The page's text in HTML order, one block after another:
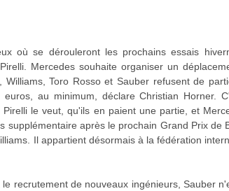
où se dérouleront les prochains essais
Mercedes souhaite organiser un
Toro Rosso et Sauber refusent de
au minimum, déclare Christian Horner.
le veut, qu'ils en paient une partie, et
après le prochain Grand Prix de
Il appartient désormais à la fédération
recrutement de nouveaux ingénieurs, Sauber